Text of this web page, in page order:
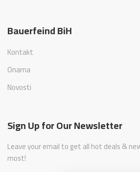
Bauerfeind BiH
Kontakt
Onama
Novosti
Sign Up for Our Newsletter
Leave your email to get all hot deals &
most!